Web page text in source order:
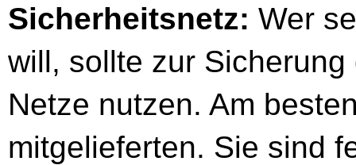
Sicherheitsnetz: Wer
will, sollte zur
Netze nutzen. Am
mitgelieferten. Sie sind